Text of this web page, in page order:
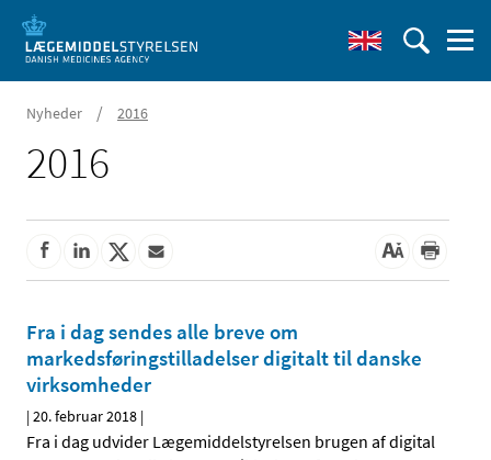
Nyheder / 2016
2016
Fra i dag sendes alle breve om
markedsføringstilladelser digitalt til danske
virksomheder
|20. februar 2018 |
Fra i dag udvider Lægemiddelstyrelsen brugen af digital